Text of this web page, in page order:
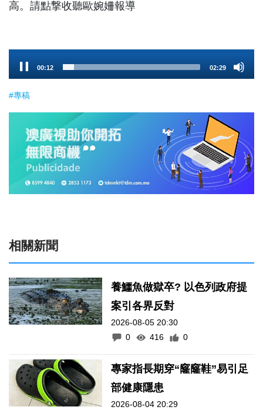
高。請點撃收聽歐婉姍報導
Player
00:13 02:29
#專稿
相關新聞
養鱷魚做獄卒? 以色列政府提
案引各界反對
2026-08-05 20:30
0
416 0
專家指長期穿“窿窿鞋”易引足
部健康隱患
2026-08-04 20:29